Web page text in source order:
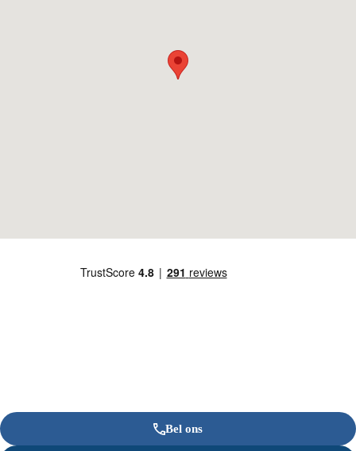
Bel ons